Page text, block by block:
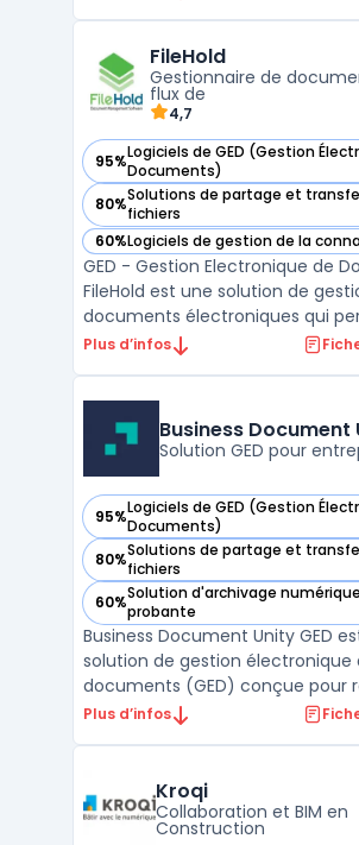
performance RH. Avec plus de 2
collaborateurs engagés, ...
FileHold
Gestionnaire de
flux de
4,7
95%Logiciels de GED (Gestion
Documents)
— voir FileHold dans cette catégorie
80%Solutions de partage et
fichiers
— voir FileHold dans cette catégorie
60%Logiciels de gestion de la
— voir FileHold dans cette catégorie
GED - Gestion Electronique de
FileHold est une solution de
documents électroniques qui
entreprises de stocker,
peuvent facilement numériser
documents papier exist ...
Plus d’infos
Business Document
Solution GED pour
95%Logiciels de GED (Gestion
Documents)
— voir Business Document Unity
80%Solutions de partage et
fichiers
— voir Business Document Unity
60%Solution d'archivage
probante
— voir Business Document Unity
Business Document Unity GED
solution de gestion électronique
documents (GED) conçue pour
aux besoins des entreprises en
stocker, classer et retrouver
documents grâce à une int ...
Plus d’infos
Kroqi
Collaboration et BIM en
Construction